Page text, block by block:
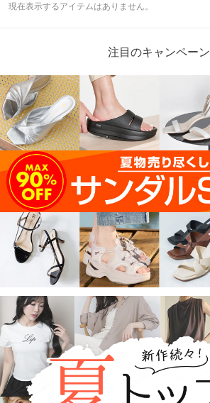
現在表示するアイテムはありません。
注目のキャンペーン